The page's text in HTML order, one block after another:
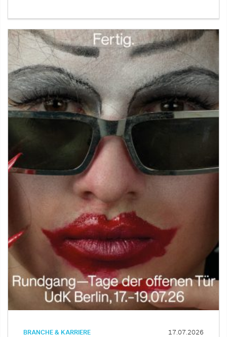
BRANCHE & KARRIERE 17.07.2026